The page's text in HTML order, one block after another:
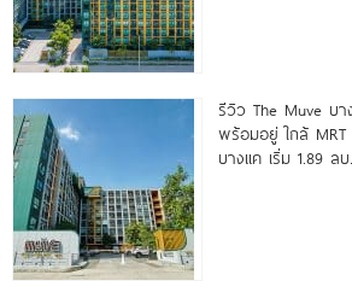
รีวิว The Muve บา
พร้อมอยู่ ใกล้ MRT
บางแค เริ่ม 1.89 ลบ